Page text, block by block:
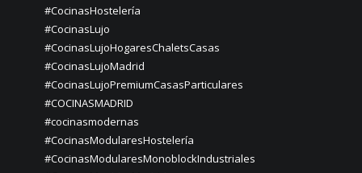
#CocinasHostelería
#CocinasLujo
#CocinasLujoHogaresChaletsCasas
#CocinasLujoMadrid
#CocinasLujoPremiumCasasParticulares
#COCINASMADRID
#cocinasmodernas
#CocinasModularesHostelería
#CocinasModularesMonoblockIndustriales